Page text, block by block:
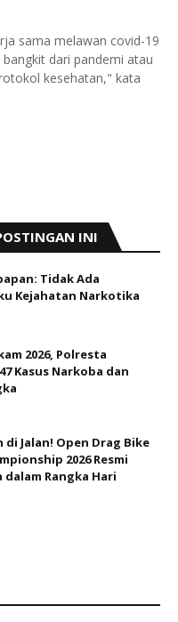
sama melawan covid-19
dari pandemi atau
kesehatan," kata
INI
Tidak Ada
Kejahatan Narkotika
2026, Polresta
Kasus Narkoba dan
Jalan! Open Drag Bike
2026 Resmi
Rangka Hari